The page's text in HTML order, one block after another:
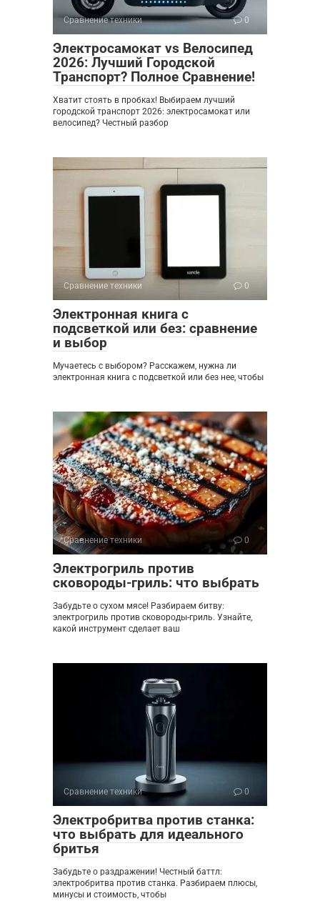
Сравнение техники 0
Электросамокат vs Велосипед
2026: Лучший Городской
Транспорт? Полное Сравнение!
Хватит стоять в пробках! Выбираем лучший
городской транспорт 2026: электросамокат или
велосипед? Честный разбор
Сравнение техники 0
Электронная книга с
подсветкой или без: сравнение
и выбор
Мучаетесь с выбором? Расскажем, нужна ли
электронная книга с подсветкой или без нее, чтобы
Сравнение техники 0
Электрогриль против
сковороды-гриль: что выбрать
Забудьте о сухом мясе! Разбираем битву:
электрогриль против сковороды-гриль. Узнайте,
какой инструмент сделает ваш
Сравнение техники 0
Электробритва против станка:
что выбрать для идеального
бритья
Забудьте о раздражении! Честный баттл:
электробритва против станка. Разбираем плюсы,
минусы и стоимость, чтобы